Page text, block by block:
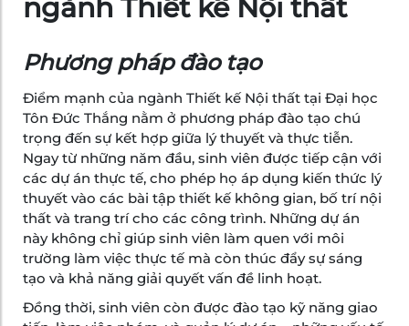
ngành Thiết kế Nội thất
Phương pháp đào tạo
Điểm mạnh của ngành Thiết kế Nội thất tại Đại học
Tôn Đức Thắng nằm ở phương pháp đào tạo chú
trọng đến sự kết hợp giữa lý thuyết và thực tiễn.
Ngay từ những năm đầu, sinh viên được tiếp cận với
các dự án thực tế, cho phép họ áp dụng kiến thức lý
thuyết vào các bài tập thiết kế không gian, bố trí nội
thất và trang trí cho các công trình. Những dự án
này không chỉ giúp sinh viên làm quen với môi
trường làm việc thực tế mà còn thúc đẩy sự sáng
tạo và khả năng giải quyết vấn đề linh hoạt.
Đồng thời, sinh viên còn được đào tạo kỹ năng giao